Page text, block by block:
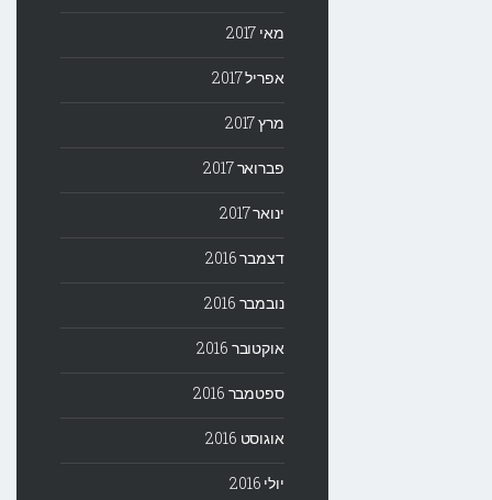
מאי 2017
אפריל 2017
מרץ 2017
פברואר 2017
ינואר 2017
דצמבר 2016
נובמבר 2016
אוקטובר 2016
ספטמבר 2016
אוגוסט 2016
יולי 2016